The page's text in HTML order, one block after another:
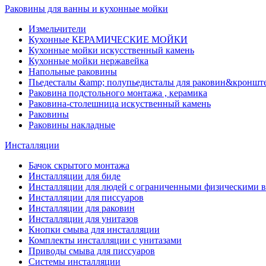
Раковины для ванны и кухонные мойки
Измельчители
Кухонные КЕРАМИЧЕСКИЕ МОЙКИ
Кухонные мойки искусственный камень
Кухонные мойки нержавейка
Напольные раковины
Пьедесталы &amp; полупьедисталы для
Раковина подстольного монтажа , керамика
Раковина-столешница искуственный камень
Раковины
Раковины накладные
Инсталляции
Бачок скрытого монтажа
Инсталляции для биде
Инсталляции для людей с ограниченными физическими
Инсталляции для писсуаров
Инсталляции для раковин
Инсталляции для унитазов
Кнопки смыва для инсталляции
Комплекты инсталляции с унитазами
Приводы смыва для писсуаров
Системы инсталляции